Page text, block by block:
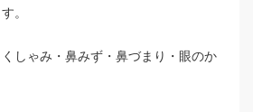
。
しゃみ・鼻みず・鼻づまり・眼のか